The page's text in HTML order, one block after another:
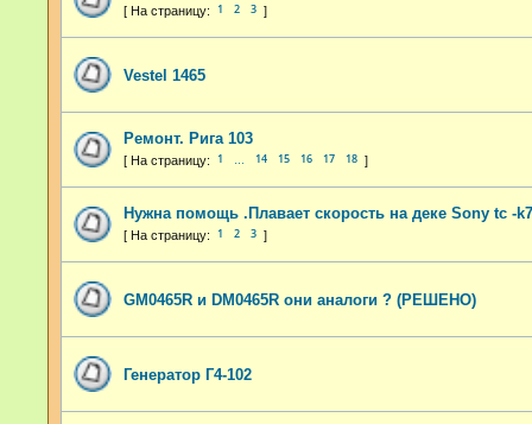
1 2 3
Vestel 1465
Ремонт. Рига 103
1 14 15 16 17 18
Нужна помощь .Плавает скорость на деке Sony tc -
1 2 3
GM0465R и DM0465R они аналоги ? (РЕШЕНО)
Генератор Г4-102